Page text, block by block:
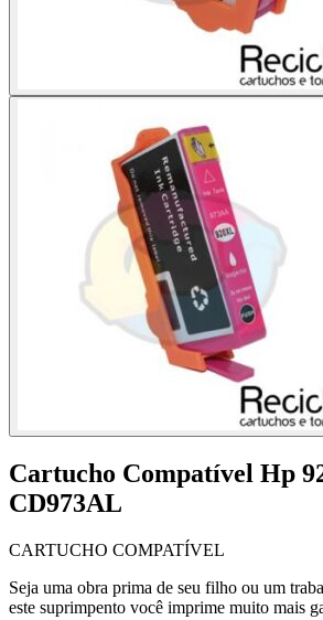
Cartucho Compatível Hp
CD973AL
CARTUCHO COMPATÍVEL
Seja uma obra prima de seu filho ou um
este suprimpento você imprime muito mais